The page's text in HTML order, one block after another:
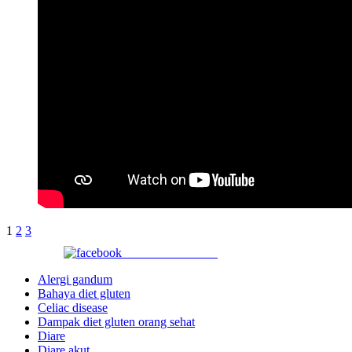
1 2 3
Alergi gandum
Bahaya diet gluten
Celiac disease
Dampak diet gluten orang sehat
Diare